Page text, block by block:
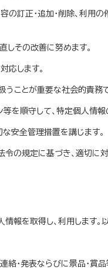
の訂正・追加・削除、利
しその改善に努めます。
応します。
ことが重要な社会的責務
を順守して、特定個人情報
安全管理措置を講じます。
の規定に基づき、適切に対
報を取得し、利用します
絡・発表ならびに景品・賞